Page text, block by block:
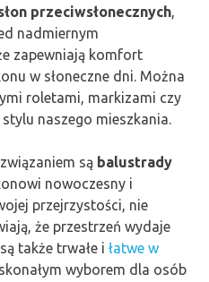
przeciwsłonecznych,
nadmiernym
zapewniają komfort
w słoneczne dni. Można
roletami, markizami czy
naszego mieszkania.
są balustrady
nowoczesny i
przejrzystości, nie
że przestrzeń wydaje
także trwałe i łatwe w
wyborem dla osób